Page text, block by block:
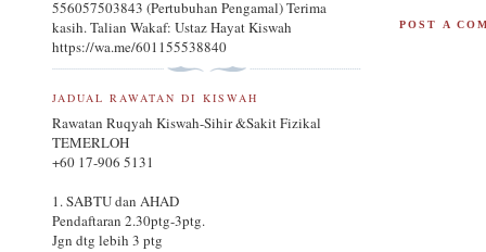
POST A
556057503843 (Pertubuhan Pengamal) Terima
kasih. Talian Wakaf: Ustaz Hayat Kiswah
https://wa.me/601155538840
JADUAL RAWATAN DI KISWAH
Rawatan Ruqyah Kiswah-Sihir &Sakit Fizikal
TEMERLOH
+60 17-906 5131
1. SABTU dan AHAD
Pendaftaran 2.30ptg-3ptg.
Jgn dtg lebih 3 ptg